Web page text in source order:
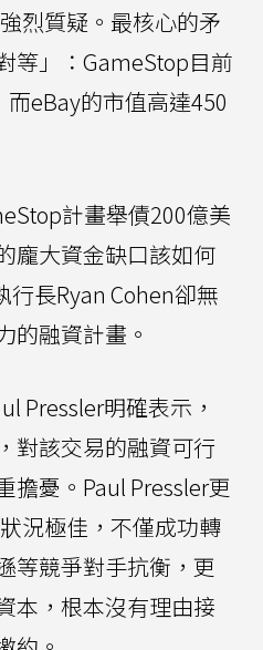
烈質疑。最核心的矛
等」：GameStop目前
eBay的市值高達450
計畫舉債200億美
龐大資金缺口該如何
長Ryan Cohen卻無
的融資計畫。
Pressler明確表示，
對該交易的融資可行
擔憂。Paul Pressler更
況極佳，不僅成功轉
等競爭對手抗衡，更
本，根本沒有理由接